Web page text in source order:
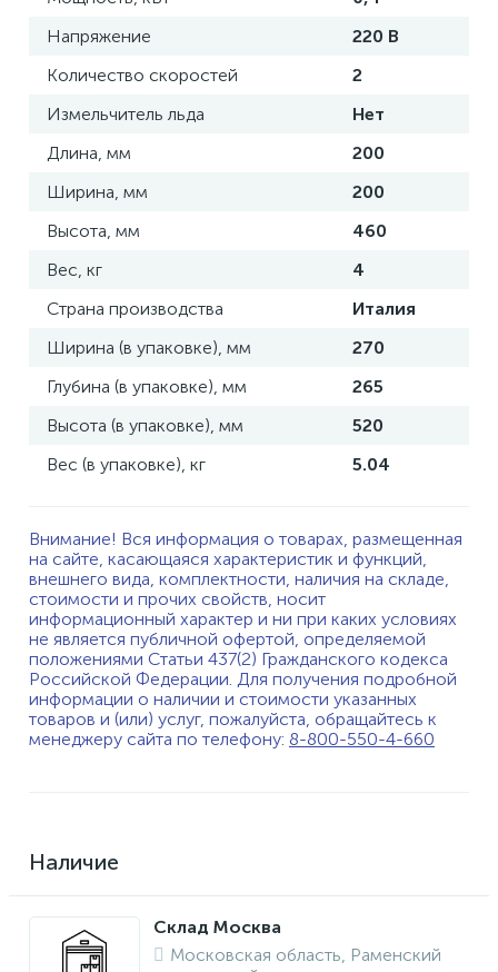
Напряжение
220 В
Количество скоростей
2
Измельчитель льда
Нет
Длина, мм
200
Ширина, мм
200
Высота, мм
460
Вес, кг
4
Страна производства
Италия
Ширина (в упаковке), мм
270
Глубина (в упаковке), мм
265
Высота (в упаковке), мм
520
Вес (в упаковке), кг
5.04
Внимание! Вся информация о товарах, размещенная
на сайте, касающаяся характеристик и функций,
внешнего вида, комплектности, наличия на складе,
стоимости и прочих свойств, носит
информационный характер и ни при каких условиях
не является публичной офертой, определяемой
положениями Статьи 437(2) Гражданского кодекса
Российской Федерации. Для получения подробной
информации о наличии и стоимости указанных
товаров и (или) услуг, пожалуйста, обращайтесь к
менеджеру сайта по телефону: 8-800-550-4-660
Наличие
Склад Москва
Московская область, Раменский